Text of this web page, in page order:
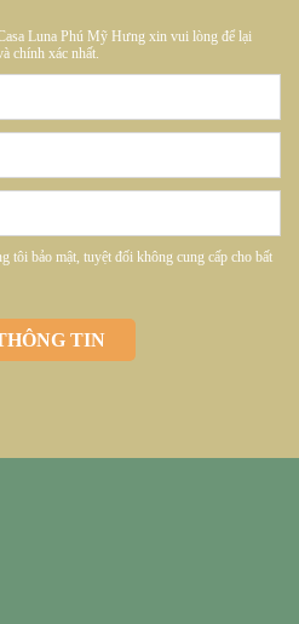
Luna Phú Mỹ Hưng xin vui lòng để lại
chính xác nhất.
tôi bảo mật, tuyệt đối không cung cấp cho bất